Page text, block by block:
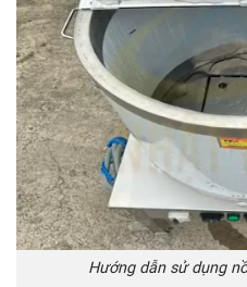
Hướng dẫn sử dụng